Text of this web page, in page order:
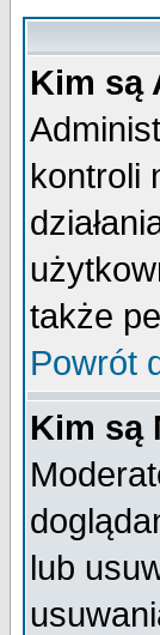
Kim są
kontroli
także
Powrót
Kim są
lub